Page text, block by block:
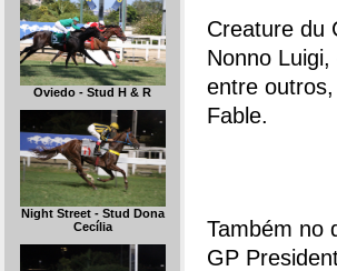
Oviedo - Stud H & R
Night Street - Stud Dona
Cecília
Creature du
Nonno
entre
Fable.
Também no
GP